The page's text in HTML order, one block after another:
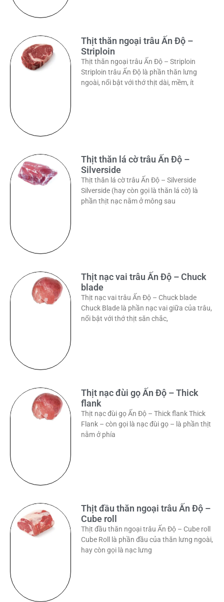
Thịt thăn ngoại trâu Ấn Độ –
Striploin
Thịt thăn ngoại trâu Ấn Độ – Striploin
Striploin trâu Ấn Độ là phần thăn lưng
ngoài, nổi bật với thớ thịt dài, mềm, ít
Thịt thăn lá cờ trâu Ấn Độ –
Silverside
Thịt thăn lá cờ trâu Ấn Độ – Silverside
Silverside (hay còn gọi là thăn lá cờ) là
phần thịt nạc nằm ở mông sau
Thịt nạc vai trâu Ấn Độ – Chuck
blade
Thịt nạc vai trâu Ấn Độ – Chuck blade
Chuck Blade là phần nạc vai giữa của trâu,
nổi bật với thớ thịt săn chắc,
Thịt nạc đùi gọ Ấn Độ – Thick
flank
Thịt nạc đùi gọ Ấn Độ – Thick flank Thick
Flank – còn gọi là nạc đùi gọ – là phần thịt
nằm ở phía
Thịt đầu thăn ngoại trâu Ấn Độ –
Cube roll
Thịt đầu thăn ngoại trâu Ấn Độ – Cube roll
Cube Roll là phần đầu của thăn lưng ngoài,
hay còn gọi là nạc lưng